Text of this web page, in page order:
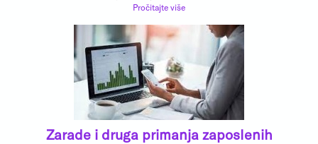
Pročitajte više
Zarade i druga primanja zaposlenih